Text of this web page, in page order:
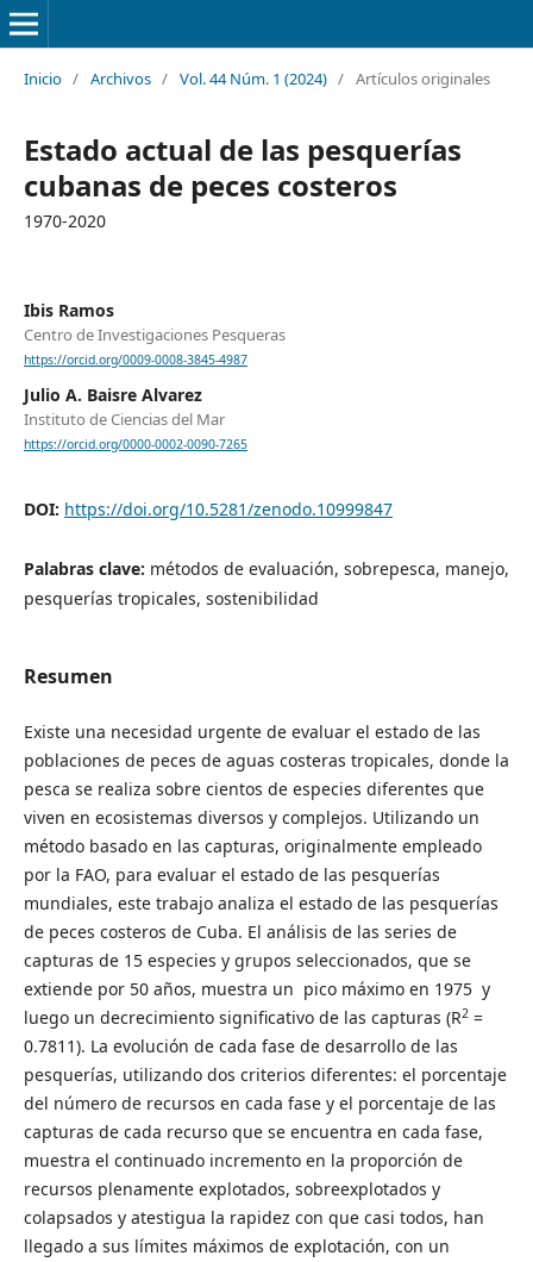
Inicio / Archivos / Vol. 44 Núm. 1 (2024) / Artículos originales
Estado actual de las pesquerías
cubanas de peces costeros
1970-2020
Ibis Ramos
Centro de Investigaciones Pesqueras
https://orcid.org/0009-0008-3845-4987
Julio A. Baisre Alvarez
Instituto de Ciencias del Mar
https://orcid.org/0000-0002-0090-7265
DOI: https://doi.org/10.5281/zenodo.10999847
Palabras clave: métodos de evaluación, sobrepesca, manejo,
pesquerías tropicales, sostenibilidad
Resumen
Existe una necesidad urgente de evaluar el estado de las
poblaciones de peces de aguas costeras tropicales, donde la
pesca se realiza sobre cientos de especies diferentes que
viven en ecosistemas diversos y complejos. Utilizando un
método basado en las capturas, originalmente empleado
por la FAO, para evaluar el estado de las pesquerías
mundiales, este trabajo analiza el estado de las pesquerías
de peces costeros de Cuba. El análisis de las series de
capturas de 15 especies y grupos seleccionados, que se
extiende por 50 años, muestra un pico máximo en 1975 y
luego un decrecimiento significativo de las capturas (R2=
0.7811). La evolución de cada fase de desarrollo de las
pesquerías, utilizando dos criterios diferentes: el porcentaje
del número de recursos en cada fase y el porcentaje de las
capturas de cada recurso que se encuentra en cada fase,
muestra el continuado incremento en la proporción de
recursos plenamente explotados, sobreexplotados y
colapsados y atestigua la rapidez con que casi todos, han
llegado a sus límites máximos de explotación, con un